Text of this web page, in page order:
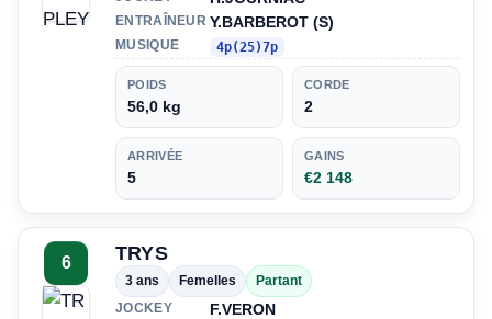
ENTRAÎNEUR Y.BARBEROT (S)
MUSIQUE 4p(25)7p
POIDS
56,0 kg
CORDE
2
ARRIVÉE
5
GAINS
€2 148
6 TRYS
3 ans Femelles
Partant
JOCKEY
F.VERON